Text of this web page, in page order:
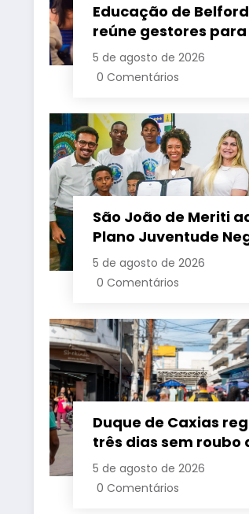
Educação de
reúne gestores para
ações e fortalecer
planejamento do
5 de agosto de 2026
0 Comentários
São João de Meriti
Plano Juventude
Viva durante visita da
ministra da
5 de agosto de 2026
0 Comentários
Duque de Caxias
três dias sem roubo
cargas no início de
5 de agosto de 2026
0 Comentários